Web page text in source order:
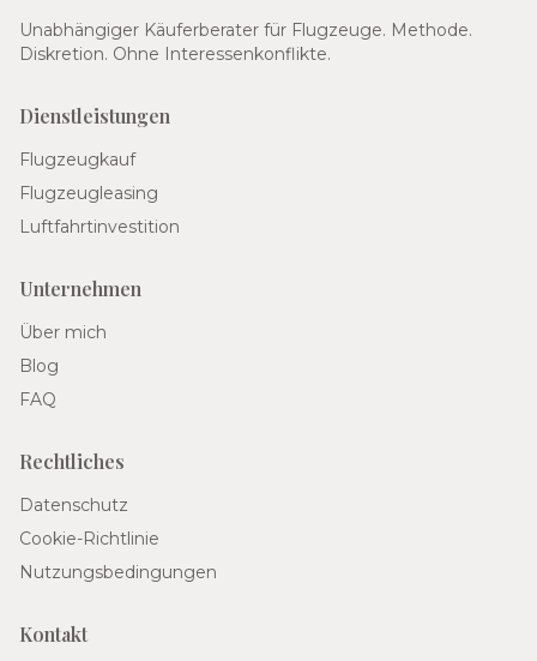
Unabhängiger Käuferberater für Flugzeuge. Methode.
Diskretion. Ohne Interessenkonflikte.
Dienstleistungen
Flugzeugkauf
Flugzeugleasing
Luftfahrtinvestition
Unternehmen
Über mich
Blog
FAQ
Rechtliches
Datenschutz
Cookie-Richtlinie
Nutzungsbedingungen
Kontakt